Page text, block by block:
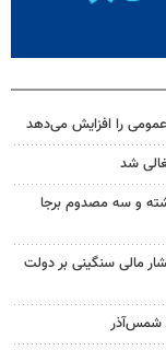
عمومی را افزایش می‌دهد
شد
و سه مصدوم برجا
مالی سنگینی بر دولت